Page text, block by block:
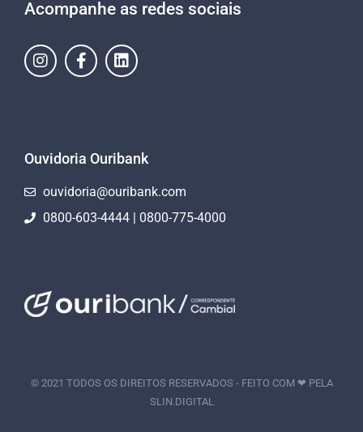
Acompanhe as redes sociais
Ouvidoria Ouribank
ouvidoria@ouribank.com
0800-603-4444 | 0800-775-4000
© 2021 TODOS OS DIREITOS RESERVADOS - FEITO COM ❤ PELA
SLIN.DIGITAL